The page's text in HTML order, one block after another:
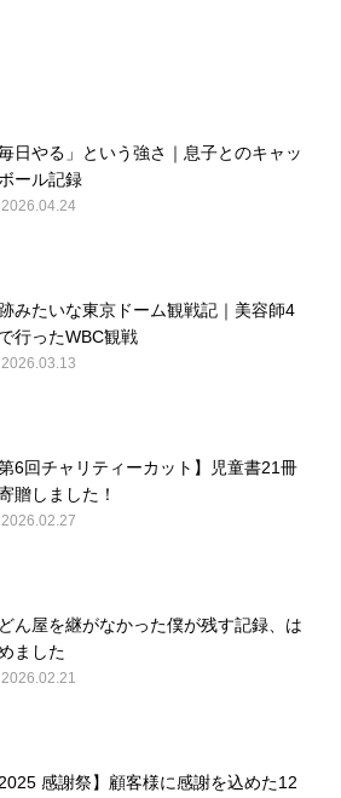
毎日やる」という強さ｜息子とのキャッ
ール記録
2026.04.24
みたいな東京ドーム観戦記｜美容師4
行ったWBC観戦
2026.03.13
第6回チャリティーカット】児童書21冊
贈しました！
2026.02.27
ん屋を継がなかった僕が残す記録、は
ました
2026.02.21
2025 感謝祭】顧客様に感謝を込めた12